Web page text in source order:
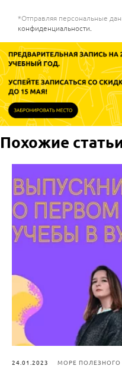
*Отправляя персональные
конфиденциальности
Похожие
24.01.2023 МОРЕ ПОЛЕЗНОГО